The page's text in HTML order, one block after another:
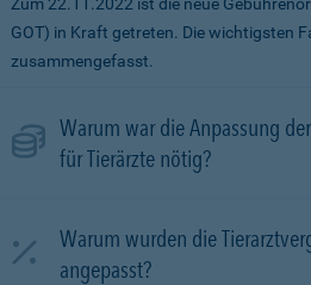
GOT) in Kraft getreten. Die wichtigsten
zusammengefasst.
Warum war die Anpassung
für Tierärzte nötig?
Warum wurden die
angepasst?